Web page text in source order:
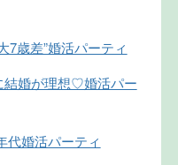
7歳差”婚活パーティ
結婚が理想♡婚活パー
代婚活パーティ